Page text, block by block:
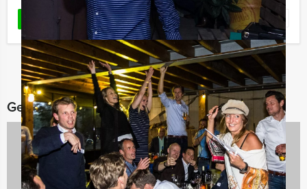
LEES MEER Favoriet
Gerelateerde categorieën